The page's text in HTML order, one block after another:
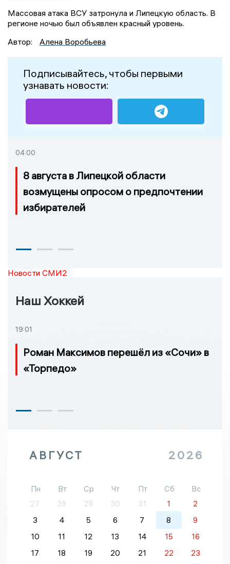
Массовая атака ВСУ затронула и Липецкую область. В
регионе ночью был объявлен красный уровень.
Автор:
Алена Воробьева
Подписывайтесь, чтобы первыми
узнавать новости:
04:00
8 августа в Липецкой области
возмущены опросом о предпочтении
избирателей
Новости СМИ2
Наш Хоккей
19:01
Роман Максимов перешёл из «Сочи» в
«Торпедо»
АВГУСТ 2026
Пн Вт Ср Чт Пт Сб
Вс
27
28 29 30 31 1
2
3
4 5 6 7 8
9
10
11 12 13 14 15
16
17
18 19 20 21 22
23